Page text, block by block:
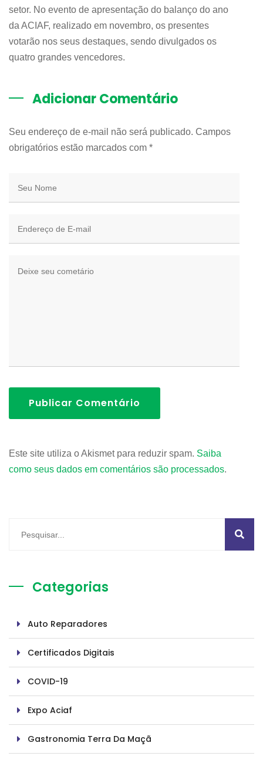
setor. No evento de apresentação do balanço do ano
da ACIAF, realizado em novembro, os presentes
votarão nos seus destaques, sendo divulgados os
quatro grandes vencedores.
Adicionar Comentário
Seu endereço de e-mail não será publicado. Campos
obrigatórios estão marcados com *
Publicar Comentário
Este site utiliza o Akismet para reduzir spam. Saiba
como seus dados em comentários são processados.
Categorias
Auto Reparadores
Certificados Digitais
COVID-19
Expo Aciaf
Gastronomia Terra Da Maçã